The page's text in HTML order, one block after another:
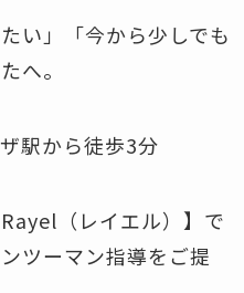
い」「今から少しでも
へ。
駅から徒歩3分
（レイエル）】で
ツーマン指導をご提